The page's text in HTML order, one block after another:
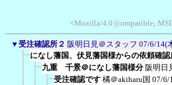
<Mozilla/4.0 (compatible;
▼ 受注確認所２ 阪明日見＠スタッフ 07/6/14(
になし藩国、伏見藩国様からの依頼確認
九重 千景＠になし藩国様分 阪明日
受注確認です 橘＠akiharu国 07/6/